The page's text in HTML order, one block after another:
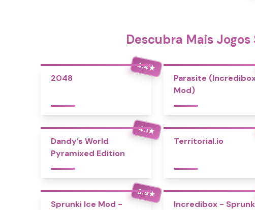
Descubra Mais
4.4★
2048
Parasite
Mod)
4.1★
Dandy’s World
Pyramixed Edition
Territorial.io
3.9★
Sprunki Ice Mod -
Incredibox -